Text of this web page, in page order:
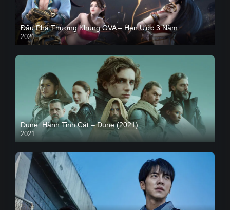
Đấu Phá Thương Khung OVA – Hẹn Ước 3 Năm
2021
Dune: Hành Tinh Cát – Dune (2021)
2021
HD VIETSUB